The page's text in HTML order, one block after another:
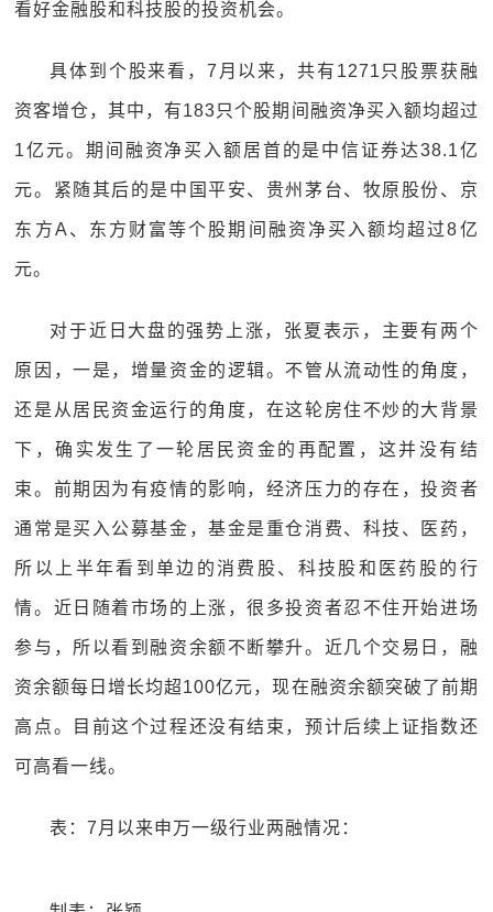
看好金融股和科技股的投资机会。
具体到个股来看，7月以来，共有1271只股票获融
资客增仓，其中，有183只个股期间融资净买入额均超过
1亿元。期间融资净买入额居首的是中信证券达38.1亿
元。紧随其后的是中国平安、贵州茅台、牧原股份、京
东方A、东方财富等个股期间融资净买入额均超过8亿
元。
对于近日大盘的强势上涨，张夏表示，主要有两个
原因，一是，增量资金的逻辑。不管从流动性的角度，
还是从居民资金运行的角度，在这轮房住不炒的大背景
下，确实发生了一轮居民资金的再配置，这并没有结
束。前期因为有疫情的影响，经济压力的存在，投资者
通常是买入公募基金，基金是重仓消费、科技、医药，
所以上半年看到单边的消费股、科技股和医药股的行
情。近日随着市场的上涨，很多投资者忍不住开始进场
参与，所以看到融资余额不断攀升。近几个交易日，融
资余额每日增长均超100亿元，现在融资余额突破了前期
高点。目前这个过程还没有结束，预计后续上证指数还
可高看一线。
表：7月以来申万一级行业两融情况：